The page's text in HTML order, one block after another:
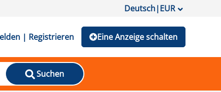
Deutsch|EUR
| Registrieren Eine Anzeige schalten
Suchen